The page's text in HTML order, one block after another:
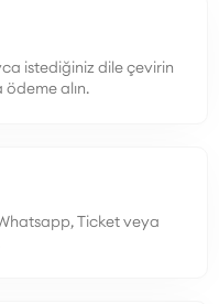
istediğiniz dile çevirin
alın.
Ticket veya